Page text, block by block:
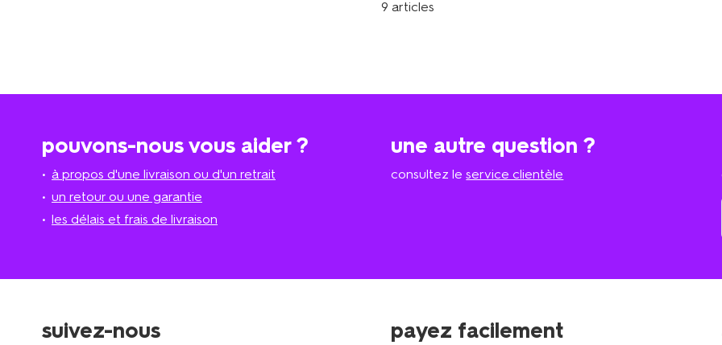
9 articles
pouvons-nous vous aider ?
à propos d'une livraison ou d'un retrait
un retour ou une garantie
les délais et frais de livraison
une autre question ?
consultez leservice clientèle
suivez-nous payez facilement